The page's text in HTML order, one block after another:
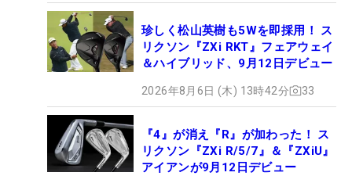
珍しく松山英樹も5Wを即採用！ ス
リクソン『ZXi RKT』フェアウェイ
＆ハイブリッド、9月12日デビュー
2026年8月6日 (木) 13時42分 33
『4』が消え『R』が加わった！ ス
リクソン『ZXi R/5/7』＆『ZXiU』
アイアンが9月12日デビュー